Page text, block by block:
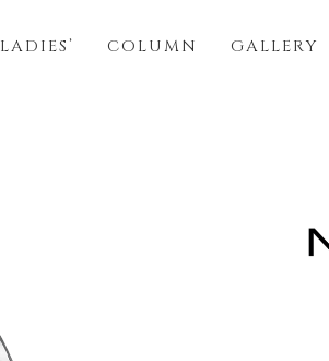
LADIES’ COLUMN GALLERY